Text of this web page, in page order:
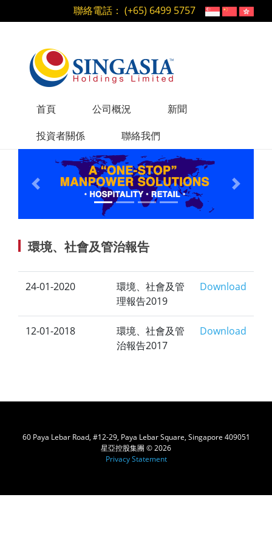
聯絡電話： (+65) 6499 5757
首頁 公司概況
新聞
投資者關係
聯絡我們
Previous Next
環境、社會及管治報告
24-01-2020
環境、社會及管
理報告2019
Download
12-01-2018
環境、社會及管
治報告2017
Download
60 Paya Lebar Road, #12-29, Paya Lebar Square, Singapore 409051
星亞控股集團 © 2026
Privacy Statement